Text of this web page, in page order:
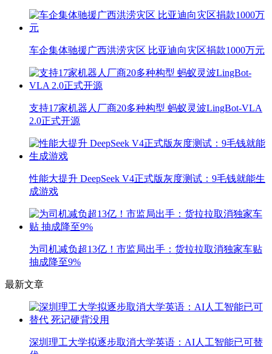
车企集体驰援广西洪涝灾区 比亚迪向灾区捐款1000万元
支持17家机器人厂商20多种构型 蚂蚁灵波LingBot-VLA
2.0正式开源
性能大提升 DeepSeek V4正式版灰度测试：9毛钱就能生
成游戏
为司机减负超13亿！市监局出手：货拉拉取消独家车贴
抽成降至9%
最新文章
深圳理工大学拟逐步取消大学英语：AI人工智能已可替